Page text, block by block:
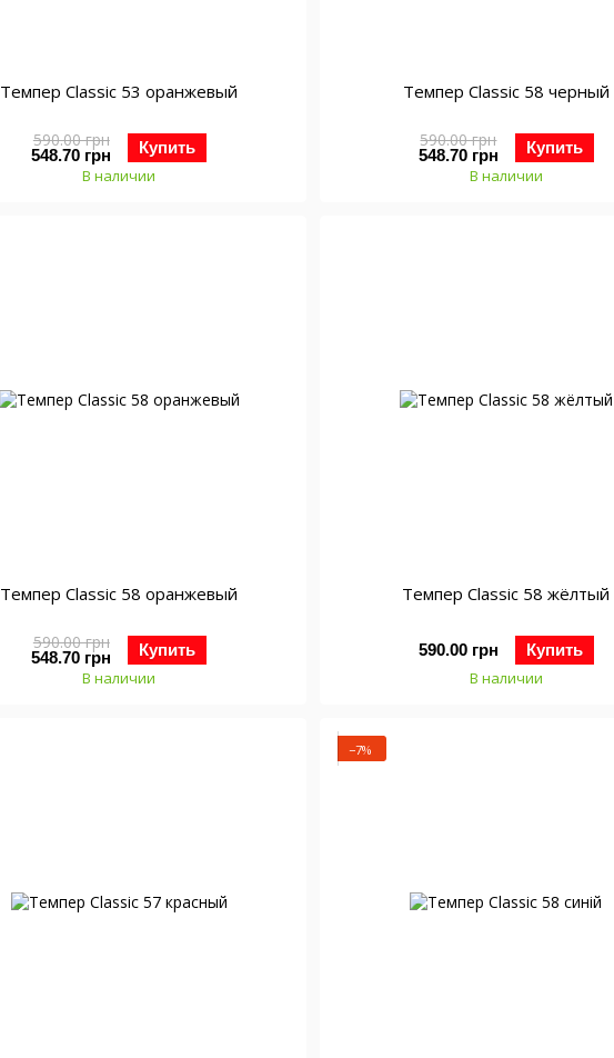
Темпер Classic 53 оранжевый
590.00 грн
548.70 грн Купить
В наличии
Темпер Classic 58 черный
590.00 грн
548.70 грн Купить
В наличии
Темпер Classic 58 оранжевый
590.00 грн
548.70 грн Купить
В наличии
Темпер Classic 58 жёлтый
590.00 грн Купить
В наличии
−7%